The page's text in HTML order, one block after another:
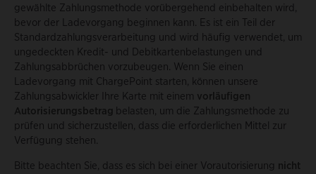
gewählte Zahlungsmethode vorübergehend einbehalten wird,
bevor der Ladevorgang beginnen kann. Es ist ein Teil der
Standardzahlungsverarbeitung und wird häufig verwendet, um
ungedeckten Kredit- und Debitkartenbelastungen und
Zahlungsabbrüchen vorzubeugen. Wenn Sie einen
Ladevorgang mit ChargePoint starten, können unsere
Zahlungsabwickler Ihre Karte mit einem vorläufigen
Autorisierungsbetrag belasten, um die Zahlungsmethode zu
prüfen und sicherzustellen, dass die erforderlichen Mittel zur
Verfügung stehen.
Bitte beachten Sie, dass es sich bei einer Vorautorisierung nicht